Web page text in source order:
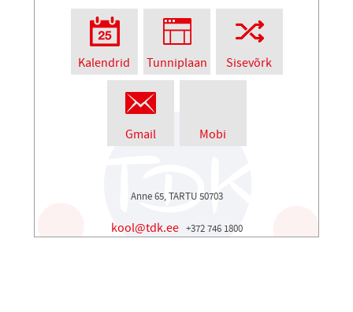
Kalendrid Tunniplaan Sisevõrk
Gmail Mobi
Anne 65, TARTU 50703
kool@tdk.ee +372 746 1800